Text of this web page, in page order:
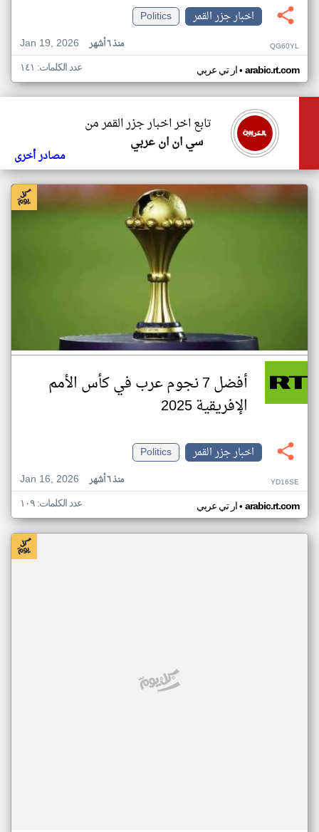
اخبار جزر القمر
Politics
Jan 19, 2026
منذ ٦ أشهر QG60YL
ار تي عربي• arabic.rt.com عدد الكلمات: ١٤١
تابع اخر اخبار جزر القمر من
سي ان ان عربي
مصادر أخرى
أفضل 7 نجوم عرب في كأس الأمم
الإفريقية 2025
اخبار جزر القمر
Politics
Jan 16, 2026
منذ ٦ أشهر YD16SE
ار تي عربي• arabic.rt.com عدد الكلمات: ١٠٩